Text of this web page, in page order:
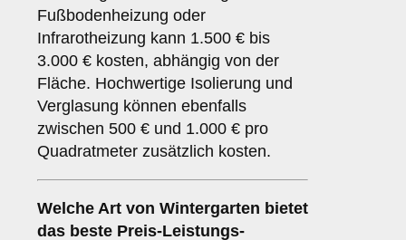
Fußbodenheizung oder
Infrarotheizung kann 1.500 € bis
3.000 € kosten, abhängig von der
Fläche. Hochwertige Isolierung und
Verglasung können ebenfalls
zwischen 500 € und 1.000 € pro
Quadratmeter zusätzlich kosten.
Welche Art von Wintergarten bietet
das beste Preis-Leistungs-